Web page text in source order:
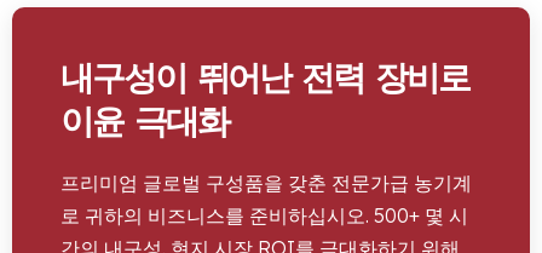
내구성이 뛰어난 전력 장비로
이윤 극대화
프리미엄 글로벌 구성품을 갖춘 전문가급 농기계
로 귀하의 비즈니스를 준비하십시오. 500+ 몇 시